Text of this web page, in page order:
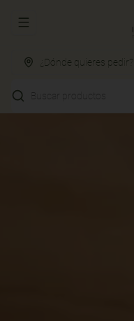
Abrir menu de navegación
¿Dónde quieres pedir?
Buscar productos